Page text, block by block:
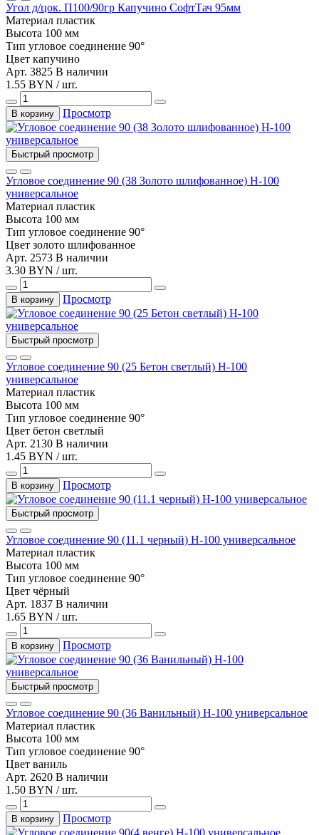
Угол д/цок. П100/90гр Капучино СофтТач 95мм
Материал пластик
Высота 100 мм
Тип угловое соединение 90°
Цвет капучино
Арт. 3825 В наличии
1.55 BYN / шт.
В корзину Просмотр
Быстрый просмотр
Угловое соединение 90 (38 Золото шлифованное) Н-100
универсальное
Материал пластик
Высота 100 мм
Тип угловое соединение 90°
Цвет золото шлифованное
Арт. 2573 В наличии
3.30 BYN / шт.
В корзину Просмотр
Быстрый просмотр
Угловое соединение 90 (25 Бетон светлый) Н-100
универсальное
Материал пластик
Высота 100 мм
Тип угловое соединение 90°
Цвет бетон светлый
Арт. 2130 В наличии
1.45 BYN / шт.
В корзину Просмотр
Быстрый просмотр
Угловое соединение 90 (11.1 черный) Н-100 универсальное
Материал пластик
Высота 100 мм
Тип угловое соединение 90°
Цвет чёрный
Арт. 1837 В наличии
1.65 BYN / шт.
В корзину Просмотр
Быстрый просмотр
Угловое соединение 90 (36 Ванильный) Н-100 универсальное
Материал пластик
Высота 100 мм
Тип угловое соединение 90°
Цвет ваниль
Арт. 2620 В наличии
1.50 BYN / шт.
В корзину Просмотр